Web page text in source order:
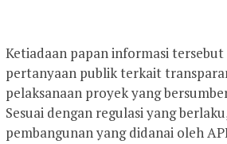
Ketiadaan papan informasi
pertanyaan publik terkait
pelaksanaan proyek yang
Sesuai dengan regulasi yang
pembangunan yang didanai oleh